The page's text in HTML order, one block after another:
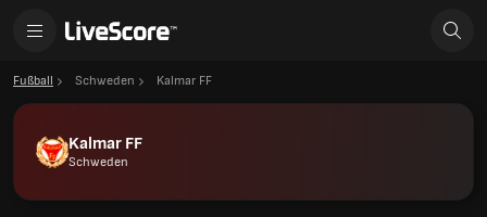
Fußball Schweden Kalmar FF
Kalmar FF
Schweden